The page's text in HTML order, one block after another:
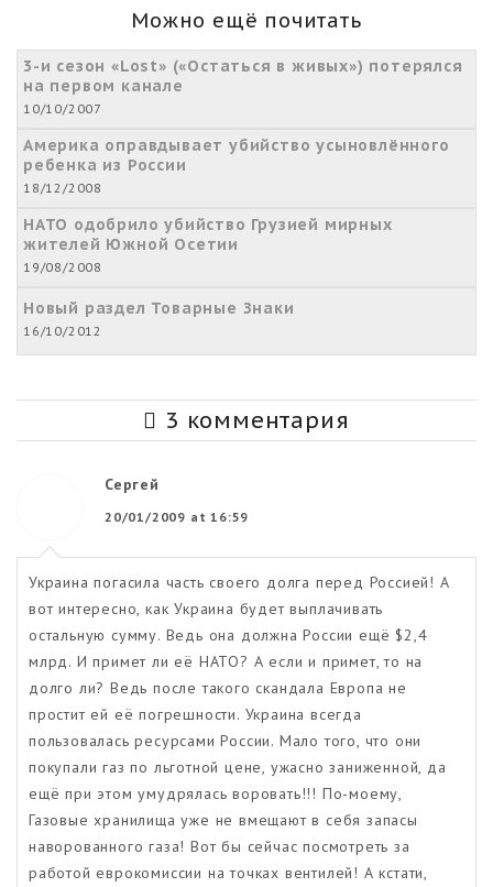
Можно ещё почитать
3-и сезон «Lost» («Остаться в живых») потерялся
на первом канале
10/10/2007
Америка оправдывает убийство усыновлённого
ребенка из России
18/12/2008
НАТО одобрило убийство Грузией мирных
жителей Южной Осетии
19/08/2008
Новый раздел Товарные Знаки
16/10/2012
3 комментария
Сергей
20/01/2009 at 16:59
Украина погасила часть своего долга перед Россией! А
вот интересно, как Украина будет выплачивать
остальную сумму. Ведь она должна России ещё $2,4
млрд. И примет ли её НАТО? А если и примет, то на
долго ли? Ведь после такого скандала Европа не
простит ей её погрешности. Украина всегда
пользовалась ресурсами России. Мало того, что они
покупали газ по льготной цене, ужасно заниженной, да
ещё при этом умудрялась воровать!!! По-моему,
Газовые хранилища уже не вмещают в себя запасы
наворованного газа! Вот бы сейчас посмотреть за
работой еврокомиссии на точках вентилей! А кстати,